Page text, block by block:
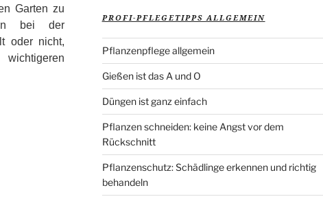
Garten zu
bei der
oder nicht,
PROFI-PFLEGETIPPS ALLGEMEIN
Pflanzenpflege allgemein
Gießen ist das A und O
Düngen ist ganz einfach
Pflanzen schneiden: keine Angst vor dem
Rückschnitt
Pflanzenschutz: Schädlinge erkennen und richtig
behandeln